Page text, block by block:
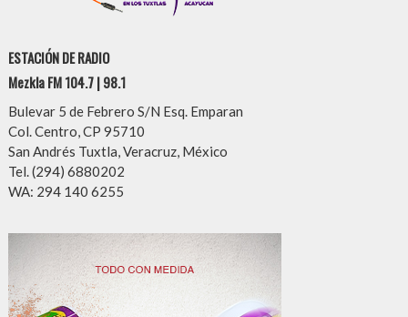
ESTACIÓN DE RADIO
Mezkla FM 104.7 | 98.1
Bulevar 5 de Febrero S/N Esq. Emparan
Col. Centro, CP 95710
San Andrés Tuxtla, Veracruz, México
Tel. (294) 6880202
WA: 294 140 6255